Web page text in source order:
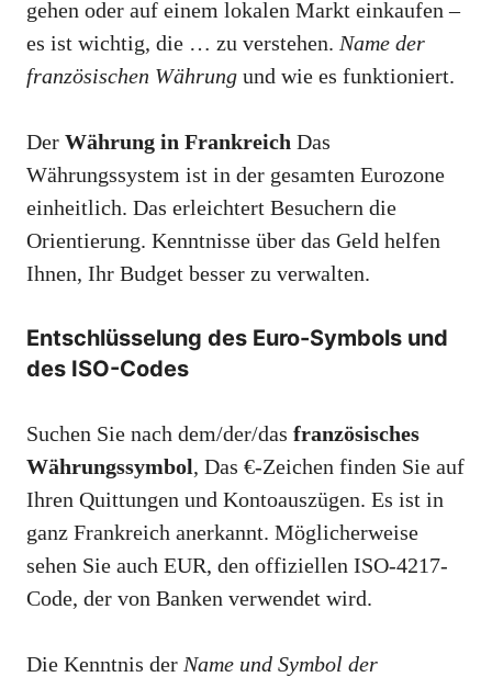
gehen oder auf einem lokalen Markt einkaufen –
es ist wichtig, die … zu verstehen. Name der
französischen Währung und wie es funktioniert.
Der Währung in Frankreich Das
Währungssystem ist in der gesamten Eurozone
einheitlich. Das erleichtert Besuchern die
Orientierung. Kenntnisse über das Geld helfen
Ihnen, Ihr Budget besser zu verwalten.
Entschlüsselung des Euro-Symbols und
des ISO-Codes
Suchen Sie nach dem/der/das französisches
Währungssymbol, Das €-Zeichen finden Sie auf
Ihren Quittungen und Kontoauszügen. Es ist in
ganz Frankreich anerkannt. Möglicherweise
sehen Sie auch EUR, den offiziellen ISO-4217-
Code, der von Banken verwendet wird.
Die Kenntnis der Name und Symbol der